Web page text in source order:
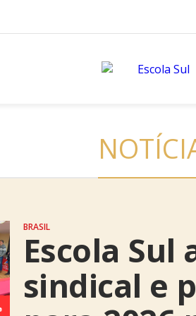
BRASIL
Escola
sindical e